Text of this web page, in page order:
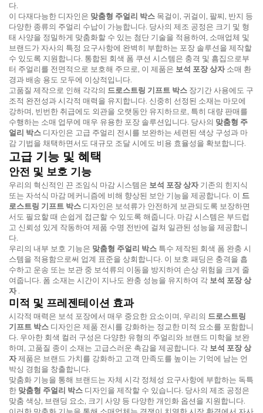
다.
이 다재다능한 디자인은 맞춤형 주얼리 박스 목걸이, 귀걸이, 팔찌, 반지 등
다양한 종류의 주얼리 수납이 가능합니다. 당사의 제조 공정은 크기 및 형
태 사양을 정밀하게 맞춤화할 수 있는 첨단 기술을 적용하여, 소매업체 및
브랜드가 자사의 특정 요구사항에 완벽히 부합하는 포장 솔루션을 제작할
수 있도록 지원합니다. 통합된 회색 폼 쿠션 시스템은 충격 및 흠집으로부
터 주얼리를 전면적으로 보호해 주므로, 이 제품은 보석 포장 상자소매 환
경과 배송 용도 모두에 이상적입니다.
고품질 제작으로 인해 각각의 드로스트링 기프트 박스 장기간 사용에도 구
조적 완전성과 시각적 매력을 유지합니다. 신중히 선정된 소재는 마모에
강하며, 빈번한 취급에도 외관을 오랫동안 유지하므로, 특히 대량 판매를
수행하는 소매 업무에 매우 유용한 포장 솔루션입니다. 당사의 맞춤형 주
얼리 박스 디자인은 고급 주얼리 전시를 보완하는 세련된 색상 구성과 마
감 기법을 채택하면서도 대규모 조달 시에도 비용 효율성을 확보합니다.
고급 기능 및 혜택
안전 및 보호 기능
우리의 혁신적인 끈 조임식 마감 시스템은 보석 포장 상자기존의 힌지식
또는 자석식 마감 메커니즘에 비해 향상된 보안 기능을 제공합니다. 이 드
로스트링 기프트 박스 디자인은 보석류가 안전하게 보관되도록 보장하면
서도 필요할 때 손쉽게 접근할 수 있도록 해줍니다. 마감 시스템은 부드럽
고 신뢰성 있게 작동하여 제품 수명 전반에 걸쳐 일관된 성능을 제공합니
다.
우리의 내부 보호 기능은 맞춤형 주얼리 박스 특수 제작된 회색 폼 완충 시
스템을 적용함으로써 업계 표준을 상회합니다. 이 보호 패딩은 충격을 흡
수하고 운송 또는 보관 중 보석류의 이동을 방지하여 손상 위험을 크게 줄
여줍니다. 폼 소재는 시간이 지나도 완충 성능을 유지하여 각 보석 포장 상
자.
미적 및 프레젠테이션 효과
시각적 매력은 보석 포장에서 매우 중요한 요소이며, 우리의 드로스트링
기프트 박스 디자인은 제품 전시를 강화하는 정교한 미적 요소를 포함합니
다. 우아한 회색 컬러 구성은 다양한 유형의 주얼리와 브랜드 미학을 보완
하며, 고품질 종이 소재는 고급스러운 촉감을 제공합니다. 각 보석 포장 상
자제품은 브랜드 가치를 강화하고 고객 만족도를 높이는 기억에 남는 언
박싱 경험을 창출합니다.
맞춤화 기능을 통해 브랜드는 자체 시각 정체성 요구사항에 부합하는 독특
한 맞춤형 주얼리 박스 디자인을 제작할 수 있습니다. 당사의 제조 공정은
맞춤 색상, 브랜딩 요소, 크기 사양 등 다양한 개인화 옵션을 지원합니다.